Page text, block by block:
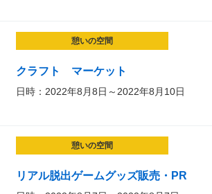
憩いの空間
クラフト マーケット
日時：2022年8月8日～2022年8月10日
憩いの空間
リアル脱出ゲームグッズ販売・PR